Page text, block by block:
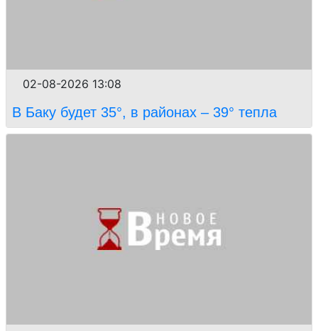
02-08-2026 13:08
В Баку будет 35°, в районах – 39° тепла